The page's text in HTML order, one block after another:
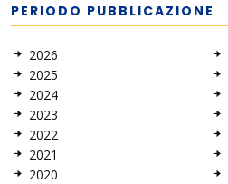
PERIODO PUBBLICAZIONE
2026
2025
2024
2023
2022
2021
2020